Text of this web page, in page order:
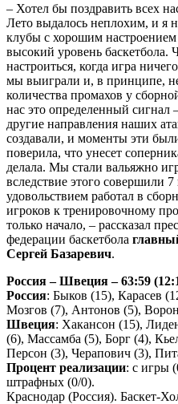
– Хотел бы поздравить всех
Лето выдалось неплохим, и я
клубы с хорошим настроением
высокий уровень баскетбола.
настроиться, когда игра
мы выиграли и, в принципе,
количества промахов у
нас это определенный
другие направления наших
создавали, и моменты эти
поверила, что унесет
делала. Мы стали вальяжно
вследствие этого совершили
удовольствием работал в
игроков к тренировочному
только начало, – рассказал
федерации баскетбола
Сергей Базаревич.
Россия – Швеция – 63:59
Россия: Быков (15), Карасев
Мозгов (7), Антонов (5),
Швеция: Хакансон (15),
(6), Массамба (5), Борг (4),
Персон (3), Черапович (3),
Процент реализации: с игры
штрафных (0/0).
Краснодар (Россия). Баскет-